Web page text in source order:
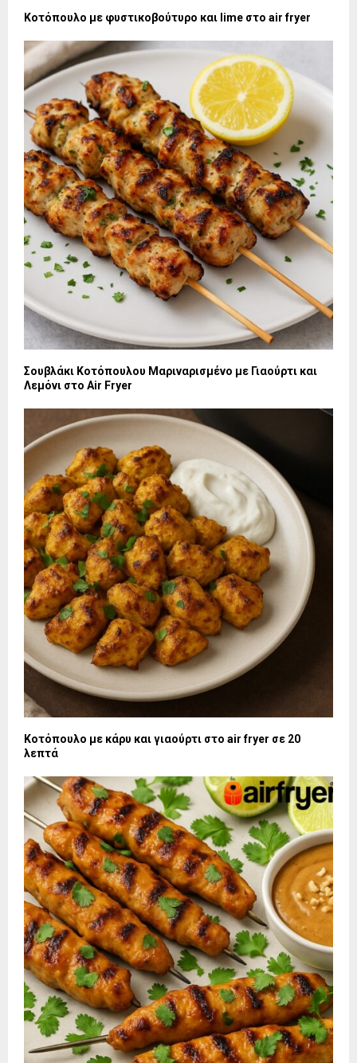
Κοτόπουλο με φυστικοβούτυρο και lime στο air fryer
Σουβλάκι Κοτόπουλου Μαριναρισμένο με Γιαούρτι και
Λεμόνι στο Air Fryer
Κοτόπουλο με κάρυ και γιαούρτι στο air fryer σε 20
λεπτά